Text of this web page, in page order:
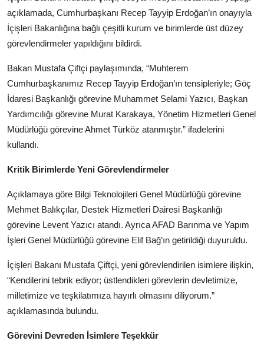
açıklamada, Cumhurbaşkanı Recep Tayyip Erdoğan’ın onayıyla
İçişleri Bakanlığına bağlı çeşitli kurum ve birimlerde üst düzey
görevlendirmeler yapıldığını bildirdi.
Bakan Mustafa Çiftçi paylaşımında, “Muhterem
Cumhurbaşkanımız Recep Tayyip Erdoğan’ın tensipleriyle; Göç
İdaresi Başkanlığı görevine Muhammet Selami Yazıcı, Başkan
Yardımcılığı görevine Murat Karakaya, Yönetim Hizmetleri Genel
Müdürlüğü görevine Ahmet Türköz atanmıştır.” ifadelerini
kullandı.
Kritik Birimlerde Yeni Görevlendirmeler
Açıklamaya göre Bilgi Teknolojileri Genel Müdürlüğü görevine
Mehmet Balıkçılar, Destek Hizmetleri Dairesi Başkanlığı
görevine Levent Yazıcı atandı. Ayrıca AFAD Barınma ve Yapım
İşleri Genel Müdürlüğü görevine Elif Bağ’ın getirildiği duyuruldu.
İçişleri Bakanı Mustafa Çiftçi, yeni görevlendirilen isimlere ilişkin,
“Kendilerini tebrik ediyor; üstlendikleri görevlerin devletimize,
milletimize ve teşkilatımıza hayırlı olmasını diliyorum.”
açıklamasında bulundu.
Görevini Devreden İsimlere Teşekkür